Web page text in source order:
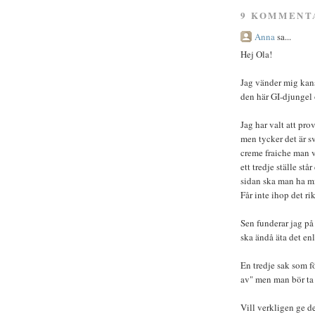
9
Annasa...
Hej Ola!
Jag vänder mig
den här GI-djungel
Jag har valt att
men tycker det är
creme fraiche man
ett tredje ställe
sidan ska man ha
Får inte ihop det
Sen funderar jag
ska ändå äta det
En tredje sak som
av" men man bör
Vill verkligen ge